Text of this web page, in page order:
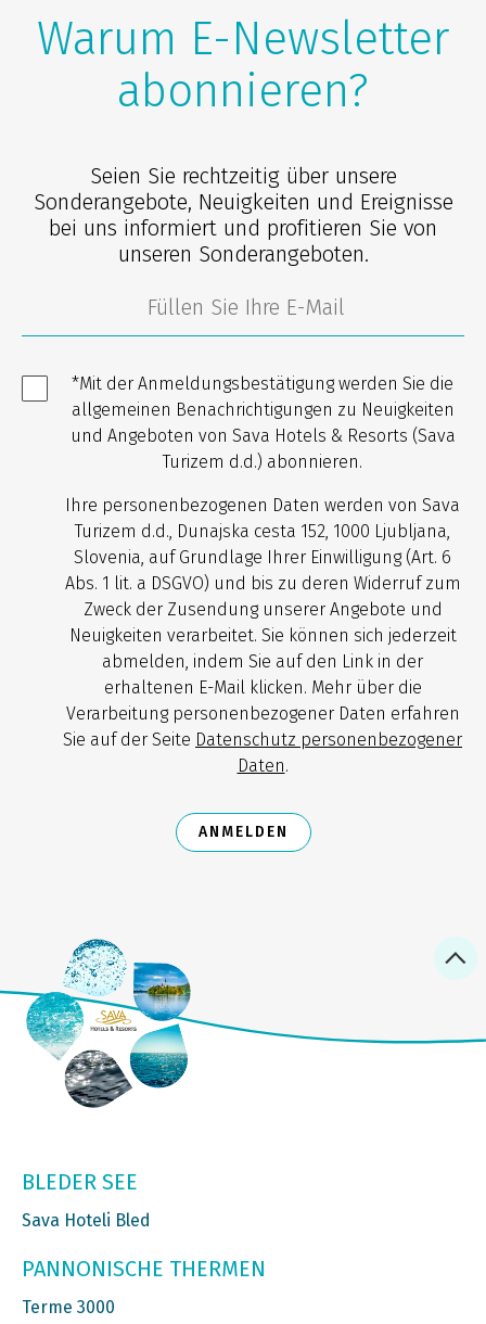
Warum E-Newsletter
abonnieren?
Seien Sie rechtzeitig über unsere
Sonderangebote, Neuigkeiten und Ereignisse
bei uns informiert und profitieren Sie von
unseren Sonderangeboten.
*Mit der Anmeldungsbestätigung werden Sie die
allgemeinen Benachrichtigungen zu Neuigkeiten
und Angeboten von Sava Hotels & Resorts (Sava
Turizem d.d.) abonnieren.
Ihre personenbezogenen Daten werden von Sava
Turizem d.d., Dunajska cesta 152, 1000 Ljubljana,
Slovenia, auf Grundlage Ihrer Einwilligung (Art. 6
Abs. 1 lit. a DSGVO) und bis zu deren Widerruf zum
Zweck der Zusendung unserer Angebote und
Neuigkeiten verarbeitet. Sie können sich jederzeit
abmelden, indem Sie auf den Link in der
erhaltenen E-Mail klicken. Mehr über die
Verarbeitung personenbezogener Daten erfahren
Sie auf der Seite Datenschutz personenbezogener
Daten.
ANMELDEN
BLEDER SEE
Sava Hoteli Bled
PANNONISCHE THERMEN
Terme 3000